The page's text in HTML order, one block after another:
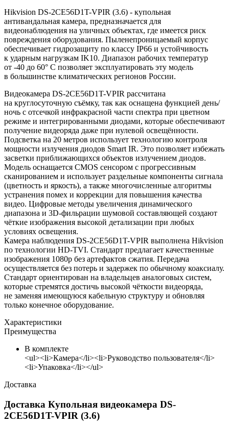
Hikvision DS-2CE56D1T-VPIR (3.6) - купольная
антивандальная камера, предназначается для
видеонаблюдения на уличных объектах, где имеется риск
повреждения оборудования. Пыленепроницаемый корпус
обеспечивает гидрозащиту по классу IP66 и устойчивость
к ударным нагрузкам IK10. Диапазон рабочих температур
от -40 до 60° C позволяет эксплуатировать эту модель
в большинстве климатических регионов России.
Видеокамера DS-2CE56D1T-VPIR рассчитана
на круглосуточную съёмку, так как оснащена функцией день/
ночь с отсечкой инфракрасной части спектра при цветном
режиме и интегрированными диодами, которые обеспечивают
получение видеоряда даже при нулевой освещённости.
Подсветка на 20 метров использует технологию контроля
мощности излучения диодов Smart IR. Это позволяет избежать
засветки приближающихся объектов излучением диодов.
Модель оснащается CMOS сенсором с прогрессивным
сканированием и использует раздельные компоненты сигнала
(цветность и яркость), а также многочисленные алгоритмы
устранения помех и коррекции для повышения качества
видео. Цифровые методы увеличения динамического
диапазона и 3D-фильрации шумовой составляющей создают
чёткие изображения высокой детализации при любых
условиях освещения.
Камера наблюдения DS-2CE56D1T-VPIR выполнена Hikvision
по технологии HD-TVI. Стандарт предлагает качественные
изображения 1080p без артефактов сжатия. Передача
осуществляется без потерь и задержек по обычному коаксиалу.
Стандарт ориентирован на владельцев аналоговых систем,
которые стремятся достичь высокой чёткости видеоряда,
не заменяя имеющуюся кабельную структуру и обновляя
только конечное оборудование.
Характеристики
Преимущества
В комплекте
<ul><li>Камера</li><li>Руководство пользователя</li>
<li>Упаковка</li></ul>
Доставка
Доставка Купольная видеокамера DS-
2CE56D1T-VPIR (3.6)